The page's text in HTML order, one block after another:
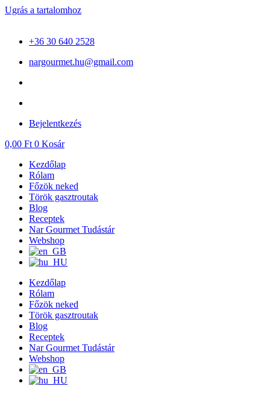
Ugrás a tartalomhoz
+36 30 640 2528
nargourmet.hu@gmail.com
Bejelentkezés
0,00 Ft 0 Kosár
Kezdőlap
Rólam
Főzök neked
Török gasztroutak
Blog
Receptek
Nar Gourmet Tudástár
Webshop
Kezdőlap
Rólam
Főzök neked
Török gasztroutak
Blog
Receptek
Nar Gourmet Tudástár
Webshop